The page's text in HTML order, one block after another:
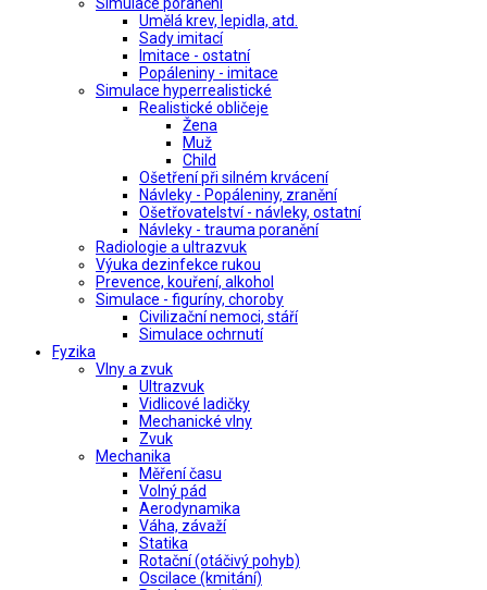
Simulace poranění
Umělá krev, lepidla, atd.
Sady imitací
Imitace - ostatní
Popáleniny - imitace
Simulace hyperrealistické
Realistické obličeje
Žena
Muž
Child
Ošetření při silném krvácení
Návleky - Popáleniny, zranění
Ošetřovatelství - návleky, ostatní
Návleky - trauma poranění
Radiologie a ultrazvuk
Výuka dezinfekce rukou
Prevence, kouření, alkohol
Simulace - figuríny, choroby
Civilizační nemoci, stáří
Simulace ochrnutí
Fyzika
Vlny a zvuk
Ultrazvuk
Vidlicové ladičky
Mechanické vlny
Zvuk
Mechanika
Měření času
Volný pád
Aerodynamika
Váha, závaží
Statika
Rotační (otáčivý pohyb)
Oscilace (kmitání)